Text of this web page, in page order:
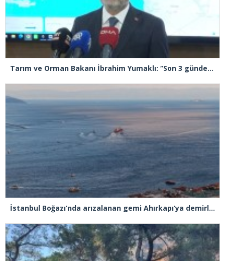
Tarım ve Orman Bakanı İbrahim Yumaklı: “Son 3 günde 260 yangına müdahale ettik, 258’i kontrol altına aldık”
İstanbul Boğazı’nda arızalanan gemi Ahırkapı’ya demirlendi